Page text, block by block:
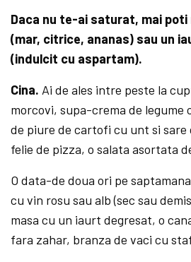
Daca nu te-ai saturat, mai
(mar, citrice, ananas) sau un
(indulcit cu aspartam).
Cina. Ai de ales intre peste la
morcovi, supa-crema de legume
de piure de cartofi cu unt si sare
felie de pizza, o salata asortata
O data-de doua ori pe
cu vin rosu sau alb (sec sau
masa cu un iaurt de­gresat, o
fara zahar, branza de vaci cu